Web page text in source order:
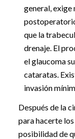
general, exige
que la
drenaje. El
el glaucoma
cataratas.
invasión
Después de la
para hacerte
posibilidad de